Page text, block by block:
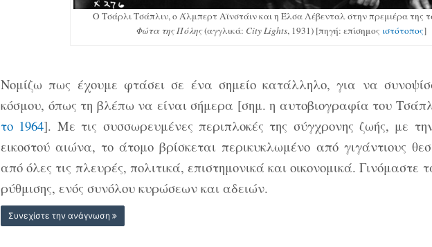
Ο Τσάρλι Τσάπλιν, ο Άλμπερτ Αϊνστάιν και η Έλσα Λέβενταλ στην πρεμιέρα της
Φώτα της Πόλης(αγγλικά: City Lights‎, 1931) [πηγή: επίσημος ιστότοπος]
Νομίζω πως έχουμε φτάσει σε ένα σημείο κατάλληλο, για να
κόσμου, όπως τη βλέπω να είναι σήμερα [σημ. η αυτοβιογραφία του
το 1964]. Με τις συσσωρευμένες περιπλοκές της σύγχρονης ζωής, με
εικοστού αιώνα, το άτομο βρίσκεται περικυκλωμένο από γιγάντιους
από όλες τις πλευρές, πολιτικά, επιστημονικά και οικονομικά. Γινόμαστε
ρύθμισης, ενός συνόλου κυρώσεων και αδειών.
Συνεχίστε την ανάγνωση